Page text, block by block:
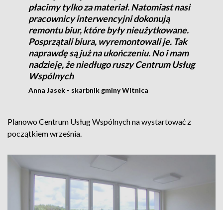
płacimy tylko za materiał. Natomiast nasi
pracownicy interwencyjni dokonują
remontu biur, które były nieużytkowane.
Posprzątali biura, wyremontowali je. Tak
naprawdę są już na ukończeniu. No i mam
nadzieję, że niedługo ruszy Centrum Usług
Wspólnych
Anna Jasek - skarbnik gminy Witnica
Planowo Centrum Usług Wspólnych na wystartować z
początkiem września.